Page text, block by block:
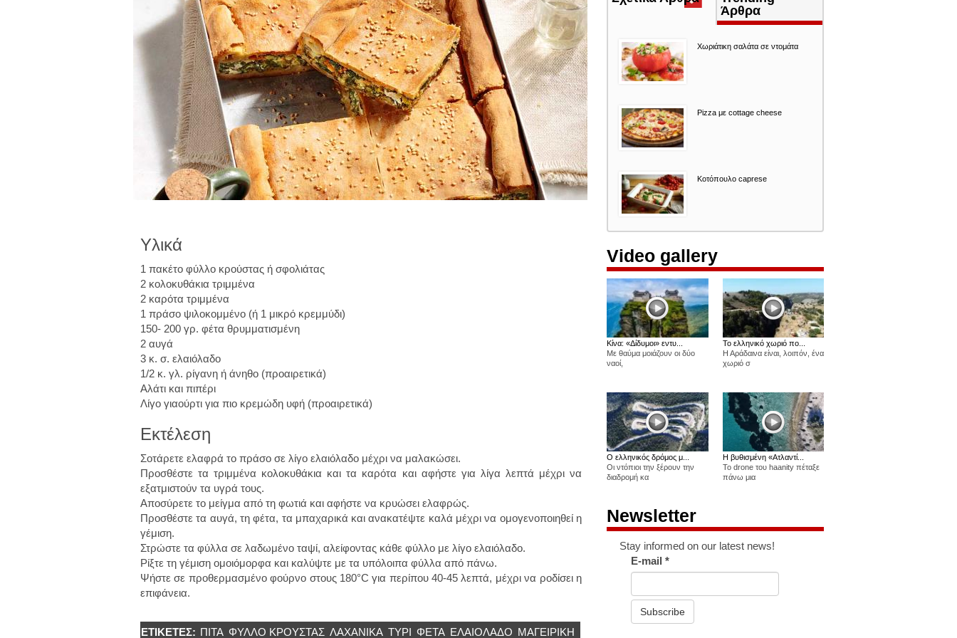
Υλικά
1 πακέτο φύλλο κρούστας ή σφολιάτας
2 κολοκυθάκια τριμμένα
2 καρότα τριμμένα
1 πράσο ψιλοκομμένο (ή 1 μικρό κρεμμύδι)
150- 200 γρ. φέτα θρυμματισμένη
2 αυγά
3 κ. σ. ελαιόλαδο
1/2 κ. γλ. ρίγανη ή άνηθο (προαιρετικά)
Αλάτι και πιπέρι
Λίγο γιαούρτι για πιο κρεμώδη υφή (προαιρετικά)
Εκτέλεση
Σοτάρετε ελαφρά το πράσο σε λίγο ελαιόλαδο μέχρι να μαλακώσει.
Προσθέστε τα τριμμένα κολοκυθάκια και τα καρότα και αφήστε για λίγα λεπτά μέχρι να
εξατμιστούν τα υγρά τους.
Αποσύρετε το μείγμα από τη φωτιά και αφήστε να κρυώσει ελαφρώς.
Προσθέστε τα αυγά, τη φέτα, τα μπαχαρικά και ανακατέψτε καλά μέχρι να ομογενοποιηθεί η
γέμιση.
Στρώστε τα φύλλα σε λαδωμένο ταψί, αλείφοντας κάθε φύλλο με λίγο ελαιόλαδο.
Ρίξτε τη γέμιση ομοιόμορφα και καλύψτε με τα υπόλοιπα φύλλα από πάνω.
Ψήστε σε προθερμασμένο φούρνο στους 180°C για περίπου 40-45 λεπτά, μέχρι να ροδίσει η
επιφάνεια.
ΕΤΙΚΈΤΕΣ: ΠΊΤΑ ΦΎΛΛΟ ΚΡΟΎΣΤΑΣ ΛΑΧΑΝΙΚΑ ΤΥΡΊ ΦΕΤΑ ΕΛΑΙΌΛΑΔΟ ΜΑΓΕΙΡΙΚΗ
καρτέλα)
Άρθρα
Χωριάτικη σαλάτα σε ντομάτα
Pizza με cottage cheese
Κοτόπουλο caprese
Video gallery
Κίνα: «Δίδυμοι» εντυ...
Με θαύμα μοιάζουν οι δύο
ναοί,
Το ελληνικό χωριό πο...
Η Αράδαινα είναι, λοιπόν, ένα
χωριό σ
Ο ελληνικός δρόμος μ...
Οι ντόπιοι την ξέρουν την
διαδρομή κα
Η βυθισμένη «Ατλαντί...
Το drone του haanity πέταξε
πάνω μια
Newsletter
Stay informed on our latest news!
E-mail*
Subscribe